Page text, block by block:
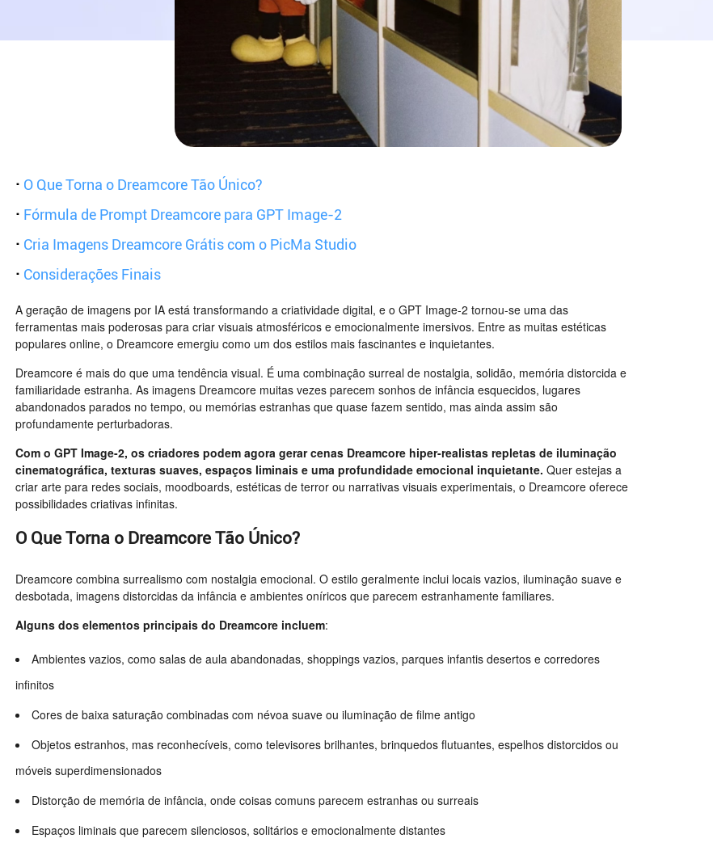
· O Que Torna o Dreamcore Tão Único?
· Fórmula de Prompt Dreamcore para GPT Image-2
· Cria Imagens Dreamcore Grátis com o PicMa Studio
· Considerações Finais
A geração de imagens por IA está transformando a criatividade digital, e o GPT Image-2 tornou-se uma das
ferramentas mais poderosas para criar visuais atmosféricos e emocionalmente imersivos. Entre as muitas estéticas
populares online, o Dreamcore emergiu como um dos estilos mais fascinantes e inquietantes.
Dreamcore é mais do que uma tendência visual. É uma combinação surreal de nostalgia, solidão, memória distorcida e
familiaridade estranha. As imagens Dreamcore muitas vezes parecem sonhos de infância esquecidos, lugares
abandonados parados no tempo, ou memórias estranhas que quase fazem sentido, mas ainda assim são
profundamente perturbadoras.
Com o GPT Image-2, os criadores podem agora gerar cenas Dreamcore hiper-realistas repletas de iluminação
cinematográfica, texturas suaves, espaços liminais e uma profundidade emocional inquietante. Quer estejas a
criar arte para redes sociais, moodboards, estéticas de terror ou narrativas visuais experimentais, o Dreamcore oferece
possibilidades criativas infinitas.
O Que Torna o Dreamcore Tão Único?
Dreamcore combina surrealismo com nostalgia emocional. O estilo geralmente inclui locais vazios, iluminação suave e
desbotada, imagens distorcidas da infância e ambientes oníricos que parecem estranhamente familiares.
Alguns dos elementos principais do Dreamcore incluem:
Ambientes vazios, como salas de aula abandonadas, shoppings vazios, parques infantis desertos e corredores
infinitos
Cores de baixa saturação combinadas com névoa suave ou iluminação de filme antigo
Objetos estranhos, mas reconhecíveis, como televisores brilhantes, brinquedos flutuantes, espelhos distorcidos ou
móveis superdimensionados
Distorção de memória de infância, onde coisas comuns parecem estranhas ou surreais
Espaços liminais que parecem silenciosos, solitários e emocionalmente distantes